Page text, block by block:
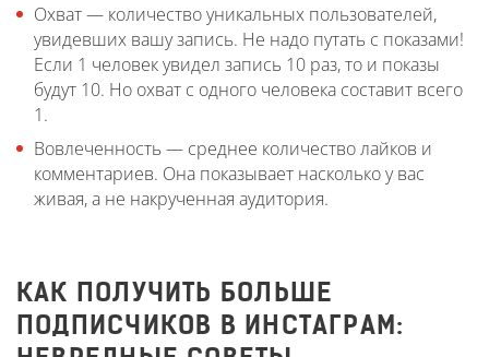
Охват — количество уникальных пользователей,
увидевших вашу запись. Не надо путать с показами!
Если 1 человек увидел запись 10 раз, то и показы
будут 10. Но охват с одного человека составит всего
1.
Вовлеченность — среднее количество лайков и
комментариев. Она показывает насколько у вас
живая, а не накрученная аудитория.
КАК ПОЛУЧИТЬ БОЛЬШЕ
ПОДПИСЧИКОВ В ИНСТАГРАМ: